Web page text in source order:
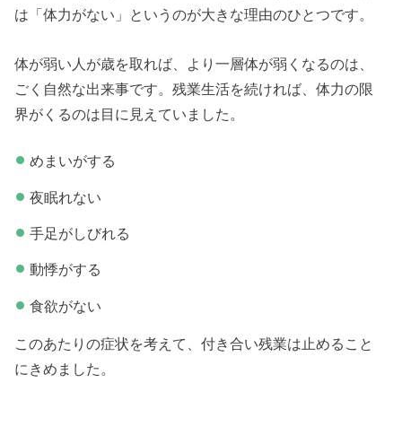
は「体力がない」というのが大きな理由のひとつです。
体が弱い人が歳を取れば、より一層体が弱くなるのは、
ごく自然な出来事です。残業生活を続ければ、体力の限
界がくるのは目に見えていました。
めまいがする
夜眠れない
手足がしびれる
動悸がする
食欲がない
このあたりの症状を考えて、付き合い残業は止めること
にきめました。